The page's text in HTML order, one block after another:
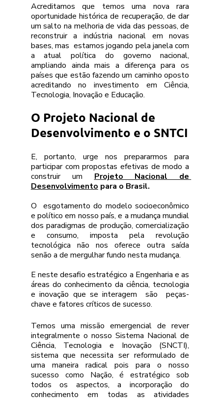
Acreditamos que temos uma nova rara
oportunidade histórica de recuperação, de dar
um salto na melhoria de vida das pessoas, de
reconstruir a indústria nacional em novas
bases, mas  estamos jogando pela janela com
a atual política do governo nacional,
ampliando ainda mais a diferença para os
países que estão fazendo um caminho oposto
acreditando no investimento em Ciência,
Tecnologia, Inovação e Educação.
O Projeto Nacional de
Desenvolvimento e o SNTCI
E, portanto, urge nos prepararmos para
participar com propostas efetivas de modo a
construir um Projeto Nacional de
Desenvolvimento para o Brasil.
O  esgotamento do modelo socioeconômico
e político em nosso país, e a mudança mundial
dos paradigmas de produção, comercialização
e consumo, imposta pela revolução
tecnológica não nos oferece outra saída
senão a de mergulhar fundo nesta mudança.
E neste desafio estratégico a Engenharia e as
áreas do conhecimento da ciência, tecnologia
e inovação que se interagem  são  peças-
chave e fatores críticos de sucesso.
Temos uma missão emergencial de rever
integralmente o nosso Sistema Nacional de
Ciência, Tecnologia e Inovação (SNCTI),
sistema que necessita ser reformulado de
uma maneira radical pois para o nosso
sucesso como Nação, é estratégico sob
todos os aspectos, a incorporação do
conhecimento em todas as atividades